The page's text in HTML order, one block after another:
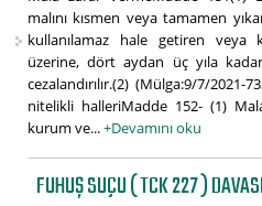
malını kısmen veya tamamen
kullanılamaz hale getiren
üzerine, dört aydan üç yıla
cezalandırılır.(2) (Mülga:9/7/
nitelikli halleriMadde 152- (1)
kurum ve...+Devamını oku
FUHUŞ SUÇU ( TCK 227 )